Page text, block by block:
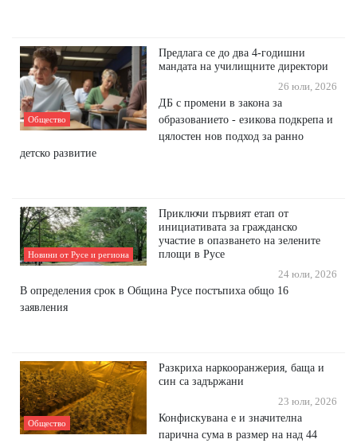
Общество
Предлага се до два 4-годишни
мандата на училищните директори
26 юли, 2026
ДБ с промени в закона за
образованието - езикова подкрепа и
цялостен нов подход за ранно
детско развитие
Новини от Русе и региона
Приключи първият етап от
инициативата за гражданско
участие в опазването на зелените
площи в Русе
24 юли, 2026
В определения срок в Община Русе постъпиха общо 16
заявления
Общество
Разкриха наркооранжерия, баща и
син са задържани
23 юли, 2026
Конфискувана е и значителна
парична сума в размер на над 44